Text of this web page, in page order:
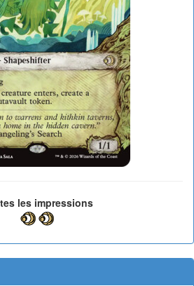
les impressions